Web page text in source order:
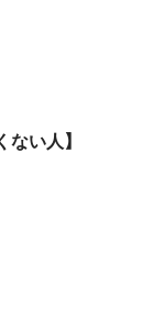
ない人】